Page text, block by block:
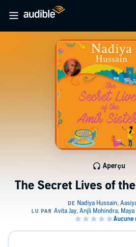
The Secret Lives of
Aperçu